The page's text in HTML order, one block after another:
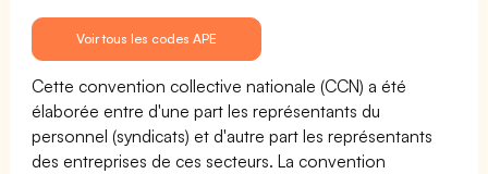
Voir tous les codes APE
Cette convention collective nationale (CCN) a été
élaborée entre d'une part les représentants du
personnel (syndicats) et d'autre part les représentants
des entreprises de ces secteurs. La convention